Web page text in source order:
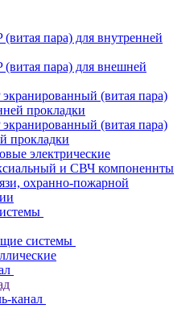
(витая пара) для внутренней
(витая пара) для внешней
экранированный (витая пара)
прокладки
экранированный (витая пара)
прокладки
электрические
и СВЧ компоненнты
охранно-пожарной
системы
канал